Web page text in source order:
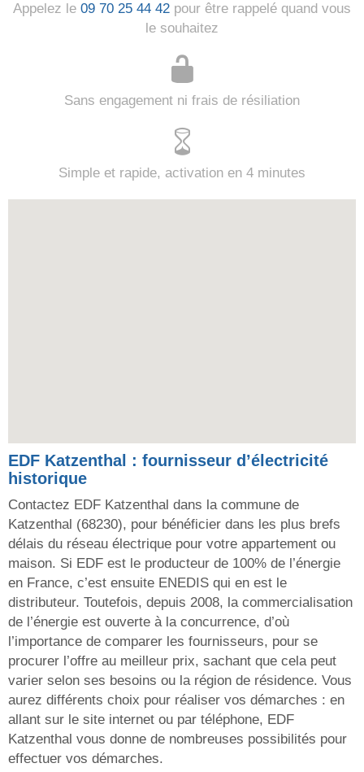
Appelez le 09 70 25 44 42 pour être rappelé quand vous
le souhaitez
Sans engagement ni frais de résiliation
Simple et rapide, activation en 4 minutes
EDF Katzenthal : fournisseur d’électricité
historique
Contactez EDF Katzenthal dans la commune de
Katzenthal (68230), pour bénéficier dans les plus brefs
délais du réseau électrique pour votre appartement ou
maison. Si EDF est le producteur de 100% de l’énergie
en France, c’est ensuite ENEDIS qui en est le
distributeur. Toutefois, depuis 2008, la commercialisation
de l’énergie est ouverte à la concurrence, d’où
l’importance de comparer les fournisseurs, pour se
procurer l’offre au meilleur prix, sachant que cela peut
varier selon ses besoins ou la région de résidence. Vous
aurez différents choix pour réaliser vos démarches : en
allant sur le site internet ou par téléphone, EDF
Katzenthal vous donne de nombreuses possibilités pour
effectuer vos démarches.